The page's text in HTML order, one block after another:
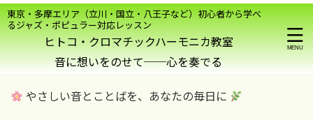
東京・多摩エリア（立川・国立・八王子など）初心者から学べ
るジャズ・ポピュラー対応レッスン
ヒトコ・クロマチックハーモニカ教室
やさしい音とことばを、あなたの毎日に